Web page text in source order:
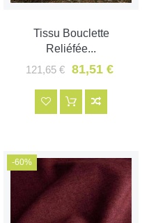
Tissu Bouclette
Reliéfée...
121,65 €
81,51 €
-60%